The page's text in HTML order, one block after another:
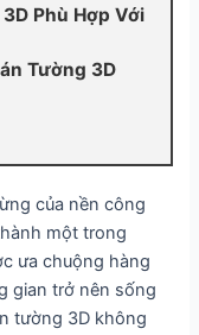
Phù Hợp Với
Tường 3D
của nền công
một trong
ưa chuộng hàng
gian trở nên sống
tường 3D không